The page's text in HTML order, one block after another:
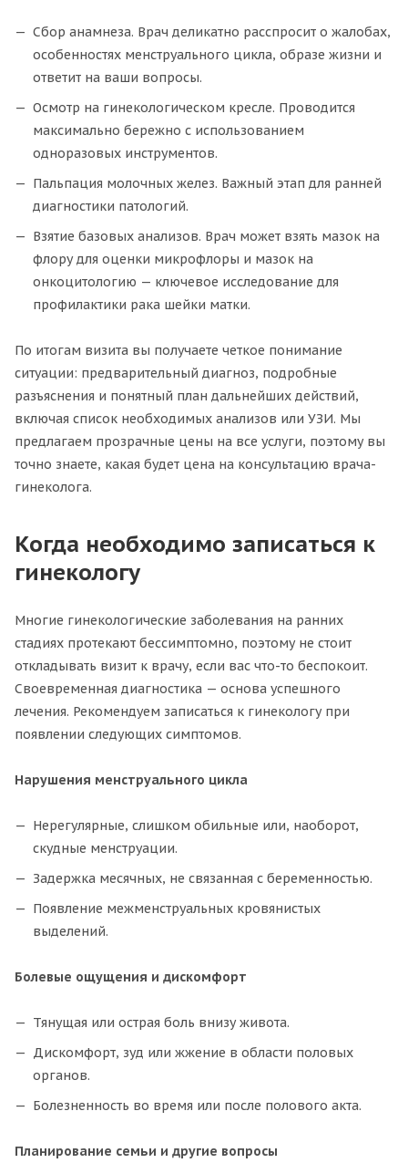
Сбор анамнеза. Врач деликатно расспросит о жалобах,
особенностях менструального цикла, образе жизни и
ответит на ваши вопросы.
Осмотр на гинекологическом кресле. Проводится
максимально бережно с использованием
одноразовых инструментов.
Пальпация молочных желез. Важный этап для ранней
диагностики патологий.
Взятие базовых анализов. Врач может взять мазок на
флору для оценки микрофлоры и мазок на
онкоцитологию — ключевое исследование для
профилактики рака шейки матки.
По итогам визита вы получаете четкое понимание
ситуации: предварительный диагноз, подробные
разъяснения и понятный план дальнейших действий,
включая список необходимых анализов или УЗИ. Мы
предлагаем прозрачные цены на все услуги, поэтому вы
точно знаете, какая будет цена на консультацию врача-
гинеколога.
Когда необходимо записаться к
гинекологу
Многие гинекологические заболевания на ранних
стадиях протекают бессимптомно, поэтому не стоит
откладывать визит к врачу, если вас что-то беспокоит.
Своевременная диагностика — основа успешного
лечения. Рекомендуем записаться к гинекологу при
появлении следующих симптомов.
Нарушения менструального цикла
Нерегулярные, слишком обильные или, наоборот,
скудные менструации.
Задержка месячных, не связанная с беременностью.
Появление межменструальных кровянистых
выделений.
Болевые ощущения и дискомфорт
Тянущая или острая боль внизу живота.
Дискомфорт, зуд или жжение в области половых
органов.
Болезненность во время или после полового акта.
Планирование семьи и другие вопросы